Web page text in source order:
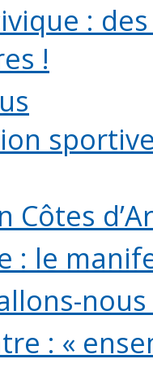
:
!
Côtes
: le
: «